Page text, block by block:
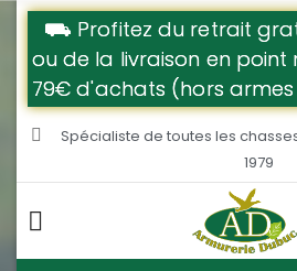
⛟ Profitez du retrait
ou de la livraison en point
79€ d'achats (hors
Spécialiste de toutes les
1979